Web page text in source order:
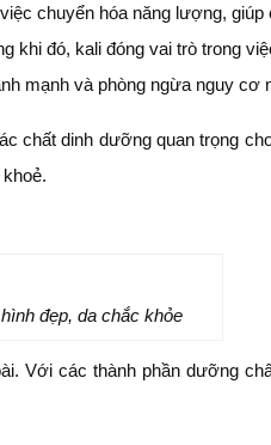
chuyển hóa năng lượng,
khi đó, kali đóng vai trò trong
mạnh và phòng ngừa nguy cơ
chất dinh dưỡng quan trọng
đẹp, da chắc khỏe
Với các thành phần dưỡng